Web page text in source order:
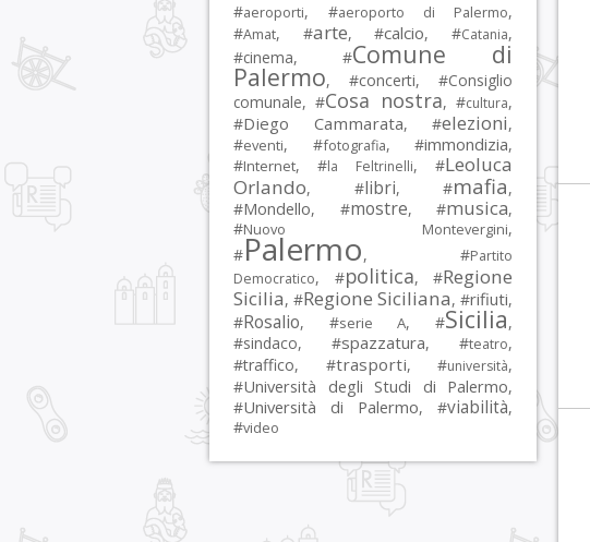
#aeroporti, #aeroporto di Palermo,
#Amat, #arte, #calcio, #Catania,
#cinema, #Comune di
Palermo, #concerti, #Consiglio
comunale, #Cosa nostra, #cultura,
#Diego Cammarata, #elezioni,
#eventi, #fotografia, #immondizia,
#Internet, #la Feltrinelli, #Leoluca
Orlando, #libri, #mafia,
#Mondello, #mostre, #musica,
#Nuovo Montevergini,
#Palermo, #Partito
Democratico, #politica, #Regione
Sicilia, #Regione Siciliana, #rifiuti,
#Rosalio, #serie A, #Sicilia,
#sindaco, #spazzatura, #teatro,
#traffico, #trasporti, #università,
#Università degli Studi di Palermo,
#Università di Palermo, #viabilità,
#video